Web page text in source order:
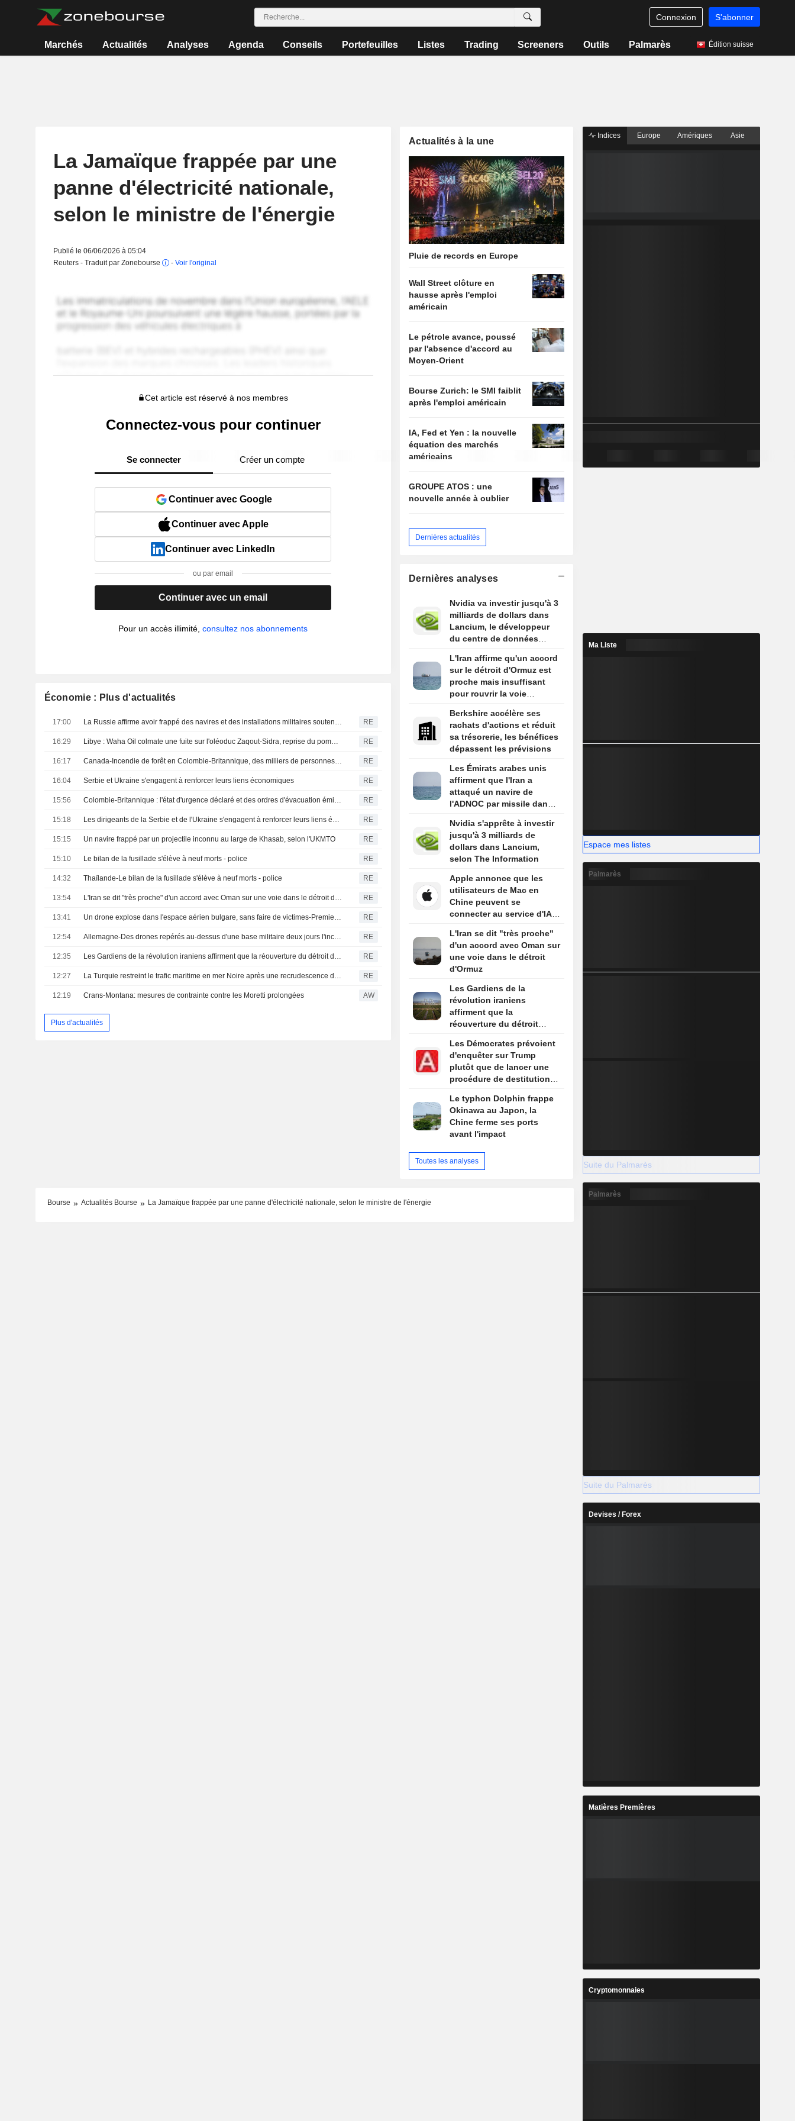
Connexion S'abonner
Marchés Actualités Analyses Agenda Conseils Portefeuilles Listes Trading Screeners Outils Palmarès Édition suisse
La Jamaïque frappée par une
panne d'électricité nationale,
selon le ministre de l'énergie
Publié le 06/06/2026 à 05:04
Reuters - Traduit par Zonebourse
- Voir l'original
Cet article est réservé à nos membres
Connectez-vous pour continuer
Se connecter Créer un compte
Continuer avec Google
Continuer avec Apple
Continuer avec LinkedIn
ou par email
Continuer avec un email
Pour un accès illimité,consultez nos abonnements
Économie : Plus d'actualités
17:00 La Russie affirme avoir frappé des navires et des installations militaires soutenant l'Ukraine à Odessa et Mykolaïv RE
16:29 Libye : Waha Oil colmate une fuite sur l'oléoduc Zaqout-Sidra, reprise du pompage après réparations RE
16:17 Canada-Incendie de forêt en Colombie-Britannique, des milliers de personnes évacuées RE
16:04 Serbie et Ukraine s'engagent à renforcer leurs liens économiques RE
15:56 Colombie-Britannique : l'état d'urgence déclaré et des ordres d'évacuation émis face à la progression des incendies RE
15:18 Les dirigeants de la Serbie et de l'Ukraine s'engagent à renforcer leurs liens économiques RE
15:15 Un navire frappé par un projectile inconnu au large de Khasab, selon l'UKMTO RE
15:10 Le bilan de la fusillade s'élève à neuf morts - police RE
14:32 Thaïlande-Le bilan de la fusillade s'élève à neuf morts - police RE
13:54 L'Iran se dit "très proche" d'un accord avec Oman sur une voie dans le détroit d'Ormuz RE
13:41 Un drone explose dans l'espace aérien bulgare, sans faire de victimes-Premier ministre RE
12:54 Allemagne-Des drones repérés au-dessus d'une base militaire deux jours l'incident de Leipzig RE
12:35 Les Gardiens de la révolution iraniens affirment que la réouverture du détroit d'Ormuz ne dépend pas des discussions avec Oman RE
12:27 La Turquie restreint le trafic maritime en mer Noire après une recrudescence des attaques, selon Bloomberg News RE
12:19 Crans-Montana: mesures de contrainte contre les Moretti prolongées AW
Plus d'actualités
Actualités à la une
Pluie de records en Europe
Wall Street clôture en
hausse après l'emploi
américain
Le pétrole avance, poussé
par l'absence d'accord au
Moyen-Orient
Bourse Zurich: le SMI faiblit
après l'emploi américain
IA, Fed et Yen : la nouvelle
équation des marchés
américains
GROUPE ATOS : une
nouvelle année à oublier
Dernières actualités
Dernières analyses
Nvidia va investir jusqu'à 3
milliards de dollars dans
Lancium, le développeur
du centre de données
Information
L'Iran affirme qu'un accord
sur le détroit d'Ormuz est
proche mais insuffisant
pour rouvrir la voie
Berkshire accélère ses
rachats d'actions et réduit
sa trésorerie, les bénéfices
dépassent les prévisions
Les Émirats arabes unis
affirment que l'Iran a
attaqué un navire de
l'ADNOC par missile dans
Nvidia s'apprête à investir
jusqu'à 3 milliards de
dollars dans Lancium,
selon The Information
Apple annonce que les
utilisateurs de Mac en
Chine peuvent se
connecter au service d'IA
L'Iran se dit "très proche"
d'un accord avec Oman sur
une voie dans le détroit
d'Ormuz
Les Gardiens de la
révolution iraniens
affirment que la
réouverture du détroit
des discussions avec
Oman
Les Démocrates prévoient
d'enquêter sur Trump
plutôt que de lancer une
procédure de destitution
Chambre, selon des
sources
Le typhon Dolphin frappe
Okinawa au Japon, la
Chine ferme ses ports
avant l'impact
Toutes les analyses
Bourse Actualités Bourse La Jamaïque frappée par une panne d'électricité nationale, selon le ministre de l'énergie
Indices Europe Amériques Asie
Ma Liste
Espace mes listes
Palmarès
Suite du Palmarès
Palmarès
Suite du Palmarès
Devises / Forex
Matières Premières
Cryptomonnaies